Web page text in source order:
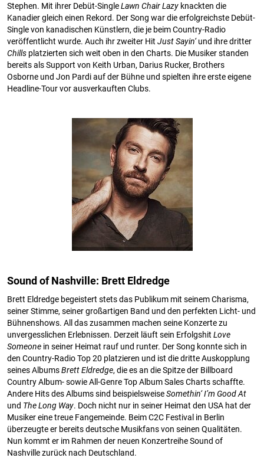
Stephen. Mit ihrer Debüt-SingleLawn Chair Lazy knackten die
Kanadier gleich einen Rekord. Der Song war die erfolgreichste Debüt-
Single von kanadischen Künstlern, die je beim Country-Radio
veröffentlicht wurde. Auch ihr zweiter Hit Just Sayin‘und ihre dritter
Chills platzierten sich weit oben in den Charts. Die Musiker standen
bereits als Support von Keith Urban, Darius Rucker, Brothers
Osborne und Jon Pardi auf der Bühne und spielten ihre erste eigene
Headline-Tour vor ausverkauften Clubs.
Sound of Nashville: Brett Eldredge
Brett Eldredge begeistert stets das Publikum mit seinem Charisma,
seiner Stimme, seiner großartigen Band und den perfekten Licht- und
Bühnenshows. All das zusammen machen seine Konzerte zu
unvergesslichen Erlebnissen. Derzeit läuft sein Erfolgshit Love
Someone in seiner Heimat rauf und runter. Der Song konnte sich in
den Country-Radio Top 20 platzieren und ist die dritte Auskopplung
seines AlbumsBrett Eldredge, die es an die Spitze der Billboard
Country Album- sowie All-Genre Top Album Sales Charts schaffte.
Andere Hits des Albums sind beispielsweiseSomethin‘ I’m Good At
und The Long Way. Doch nicht nur in seiner Heimat den USA hat der
Musiker eine treue Fangemeinde. Beim C2C Festival in Berlin
überzeugte er bereits deutsche Musikfans von seinen Qualitäten.
Nun kommt er im Rahmen der neuen Konzertreihe Sound of
Nashville zurück nach Deutschland.